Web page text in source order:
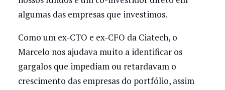
algumas das empresas que investimos.
Como um ex-CTO e ex-CFO da Ciatech, o
Marcelo nos ajudava muito a identificar os
gargalos que impediam ou retardavam o
crescimento das empresas do portfólio, assim